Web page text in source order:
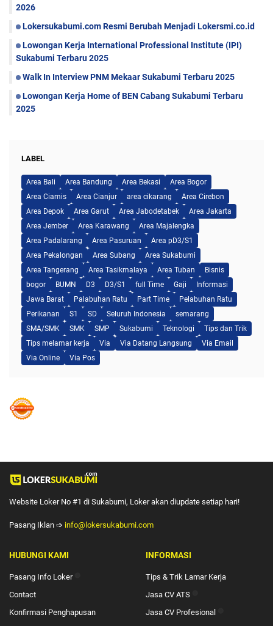
2026
Lokersukabumi.com Resmi Berubah Menjadi Lokersmi.co.id
Lowongan Kerja International Professional Institute (IPI)
Sukabumi Terbaru 2025
Walk In Interview PNM Mekaar Sukabumi Terbaru 2025
Lowongan Kerja Home of BEN Cabang Sukabumi Terbaru
2025
LABEL
Area Bali Area Bandung Area Bekasi
Area Bogor
Area Ciamis
Area Cianjur area cikarang
Area Cirebon
Area Depok
Area Garut Area Jabodetabek
Area Jakarta
Area Jember
Area Karawang
Area Majalengka
Area Padalarang
Area Pasuruan
Area pD3/S1
Area Pekalongan
Area Subang
Area Sukabumi
Area Tangerang
Area Tasikmalaya Area Tuban
Bisnis
bogor
BUMN D3 D3/S1 full Time Gaji
Informasi
Jawa Barat
Palabuhan Ratu Part Time
Pelabuhan Ratu
Perikanan
S1 SD Seluruh Indonesia
semarang
SMA/SMK
SMK SMP Sukabumi Teknologi
Tips dan Trik
Tips melamar kerja
Via Via Datang Langsung
Via Email
Via Online
Via Pos
Website Loker No #1 di Sukabumi, Loker akan diupdate setiap hari!
Pasang Iklan ➩ info@lokersukabumi.com
HUBUNGI KAMI
Pasang Info Loker
Contact
Konfirmasi Penghapusan
INFORMASI
Tips & Trik Lamar Kerja
Jasa CV ATS
Jasa CV Profesional